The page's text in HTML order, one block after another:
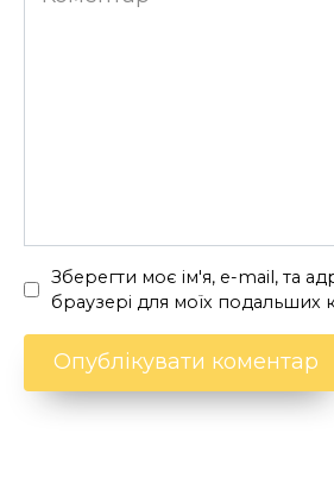
Зберегти моє ім'я, e-mail, та
браузері для моїх подальших